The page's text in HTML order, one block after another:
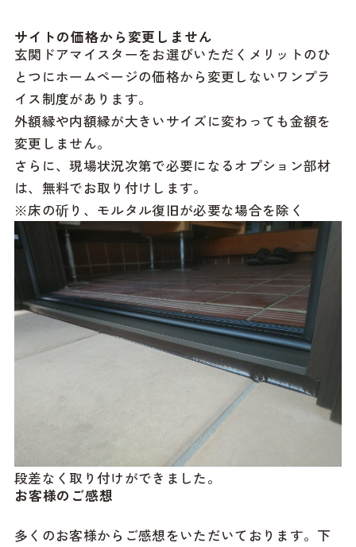
サイトの価格から変更しません
玄関ドアマイスターをお選びいただくメリットのひ
とつにホームページの価格から変更しないワンプラ
イス制度があります。
外額縁や内額縁が大きいサイズに変わっても金額を
変更しません。
さらに、現場状況次第で必要になるオプション部材
は、無料でお取り付けします。
※床の斫り、モルタル復旧が必要な場合を除く
段差なく取り付けができました。
お客様のご感想
多くのお客様からご感想をいただいております。下